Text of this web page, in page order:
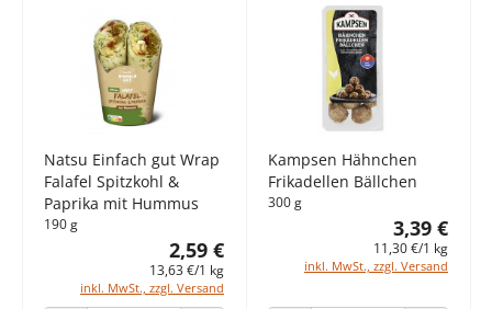
Natsu Einfach gut Wrap
Falafel Spitzkohl &
Paprika mit Hummus
190 g
2,59 €
13,63 €/1 kg
inkl. MwSt., zzgl. Versand
Kampsen Hähnchen
Frikadellen Bällchen
300 g
3,39 €
11,30 €/1 kg
inkl. MwSt., zzgl. Versand